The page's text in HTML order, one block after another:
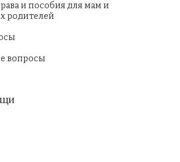
и пособия для мам и
родителей
вопросы